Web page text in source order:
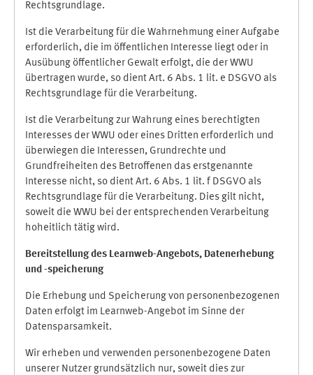
Rechtsgrundlage.
Ist die Verarbeitung für die Wahrnehmung einer Aufgabe
erforderlich, die im öffentlichen Interesse liegt oder in
Ausübung öffentlicher Gewalt erfolgt, die der WWU
übertragen wurde, so dient Art. 6 Abs. 1 lit. e DSGVO als
Rechtsgrundlage für die Verarbeitung.
Ist die Verarbeitung zur Wahrung eines berechtigten
Interesses der WWU oder eines Dritten erforderlich und
überwiegen die Interessen, Grundrechte und
Grundfreiheiten des Betroffenen das erstgenannte
Interesse nicht, so dient Art. 6 Abs. 1 lit. f DSGVO als
Rechtsgrundlage für die Verarbeitung. Dies gilt nicht,
soweit die WWU bei der entsprechenden Verarbeitung
hoheitlich tätig wird.
Bereitstellung des Learnweb-Angebots, Datenerhebung
und -speicherung
Die Erhebung und Speicherung von personenbezogenen
Daten erfolgt im Learnweb-Angebot im Sinne der
Datensparsamkeit.
Wir erheben und verwenden personenbezogene Daten
unserer Nutzer grundsätzlich nur, soweit dies zur